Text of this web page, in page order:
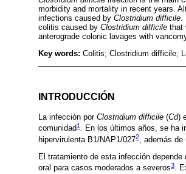
morbidity and mortality in recent years.
infections caused by Clostridium difficile.
colitis caused by Clostridium difficile that
anterograde colonic lavages with
Key words: Colitis; Clostridium difficile;
INTRODUCCIÓN
La infección por Clostridium difficile (Cd)
comunidad1 . En los últimos años, se ha
hipervirulenta B1/NAP1/0272, además de
El tratamiento de esta infección
oral para casos moderados a severos3.